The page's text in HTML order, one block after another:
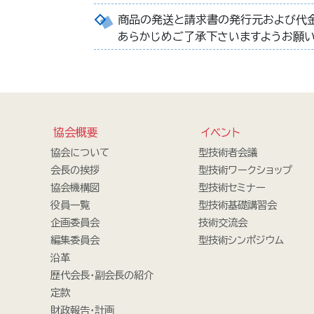
商品の発送と請求書の発行元および代
あらかじめご了承下さいますようお願
協会概要
協会について
会長の挨拶
協会機構図
役員一覧
企画委員会
編集委員会
沿革
歴代会長・副会長の紹介
定款
財政報告・計画
イベント
型技術者会議
型技術ワークショップ
型技術セミナー
型技術基礎講習会
技術交流会
型技術シンポジウム